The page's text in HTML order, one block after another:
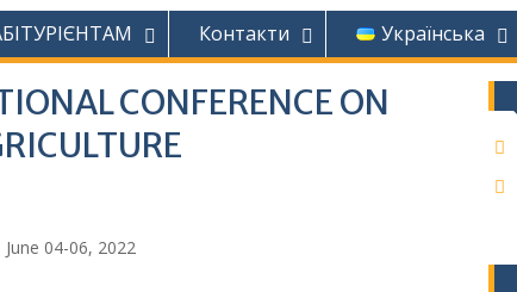
Контакти Українська
CONFERENCE ON
June 04-06, 2022